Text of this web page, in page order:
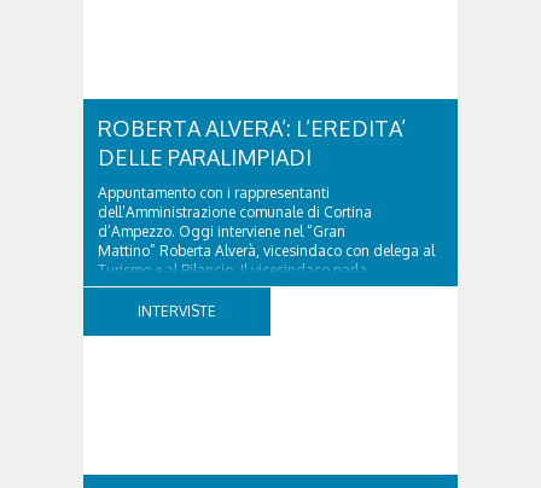
ROBERTA ALVERA’: L’EREDITA’
DELLE PARALIMPIADI
Appuntamento con i rappresentanti
dell’Amministrazione comunale di Cortina
d’Ampezzo. Oggi interviene nel “Gran
Mattino” Roberta Alverà, vicesindaco con delega al
Turismo e al Bilancio. Il vicesindaco parla
dell'eredità delle Paralimpiadi Milano Cortina 2026,
di accessibilità e di come...
INTERVISTE